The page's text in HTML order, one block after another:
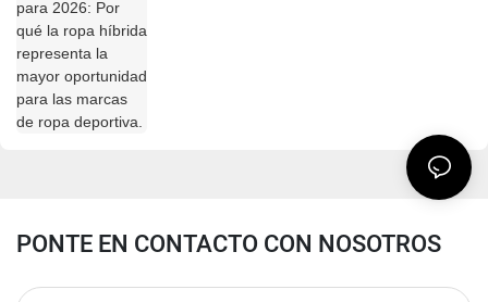
PONTE EN CONTACTO CON NOSOTROS